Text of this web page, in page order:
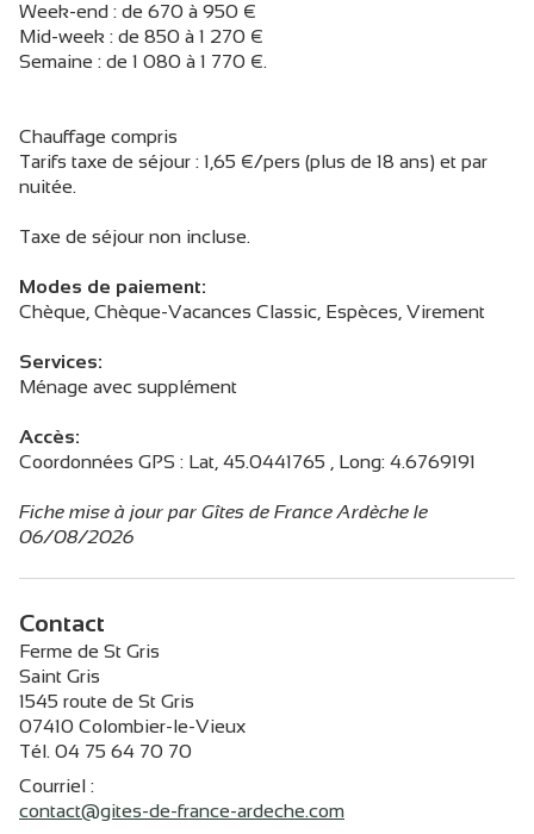
Week-end : de 670 à 950 €
Mid-week : de 850 à 1 270 €
Semaine : de 1 080 à 1 770 €.
Chauffage compris
Tarifs taxe de séjour : 1,65 €/pers (plus de 18 ans) et par
nuitée.
Taxe de séjour non incluse.
Modes de paiement:
Chèque, Chèque-Vacances Classic, Espèces, Virement
Services:
Ménage avec supplément
Accès:
Coordonnées GPS : Lat, 45.0441765 , Long: 4.6769191
Fiche mise à jour par Gîtes de France Ardèche le
06/08/2026
Contact
Ferme de St Gris
Saint Gris
1545 route de St Gris
07410 Colombier-le-Vieux
Tél. 04 75 64 70 70
Courriel :
contact@gites-de-france-ardeche.com